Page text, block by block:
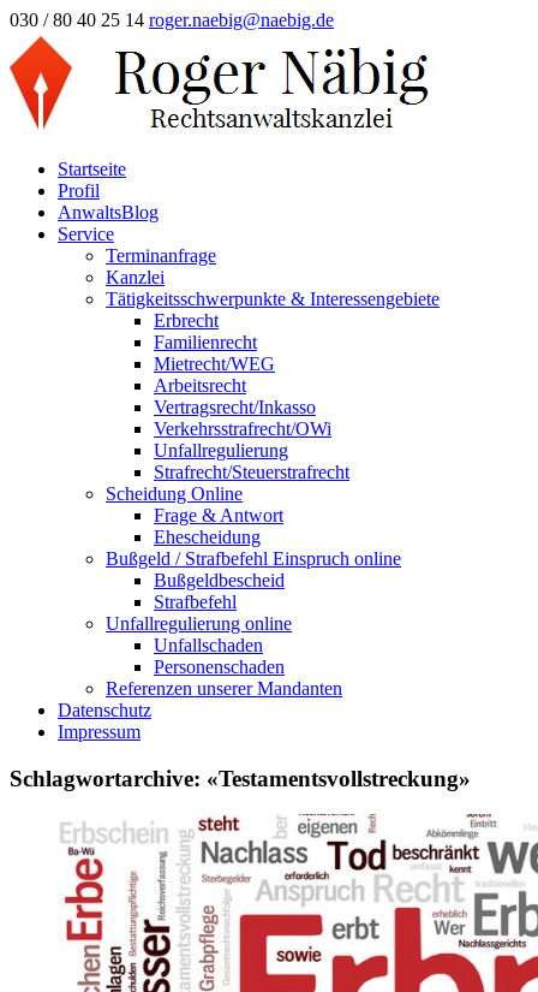
030 / 80 40 25 14 roger.naebig@naebig.de
Startseite
Profil
AnwaltsBlog
Service
Terminanfrage
Kanzlei
Tätigkeitsschwerpunkte & Interessengebiete
Erbrecht
Familienrecht
Mietrecht/WEG
Arbeitsrecht
Vertragsrecht/Inkasso
Verkehrsstrafrecht/OWi
Unfallregulierung
Strafrecht/Steuerstrafrecht
Scheidung Online
Frage & Antwort
Ehescheidung
Bußgeld / Strafbefehl Einspruch online
Bußgeldbescheid
Strafbefehl
Unfallregulierung online
Unfallschaden
Personenschaden
Referenzen unserer Mandanten
Datenschutz
Impressum
Schlagwortarchive: «Testamentsvollstreckung»